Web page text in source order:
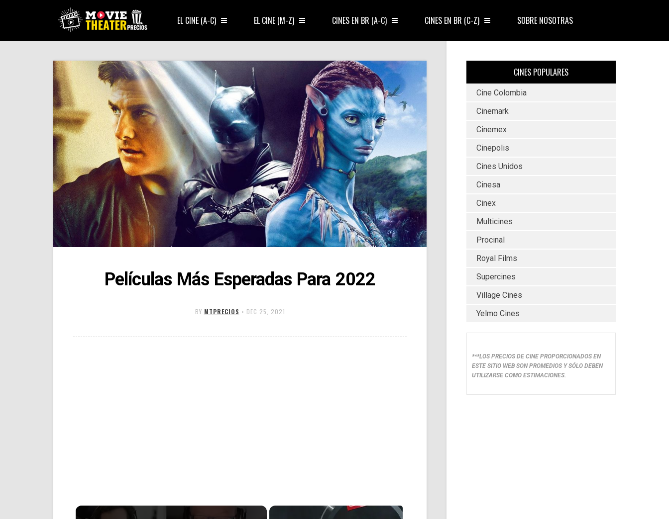
EL CINE (A-C) EL CINE (M-Z) CINES EN BR (A-C) CINES EN BR (C-Z) SOBRE NOSOTRAS
Películas Más Esperadas Para 2022
BY MTPRECIOS • DEC 25, 2021
CINES POPULARES
Cine Colombia
Cinemark
Cinemex
Cinepolis
Cines Unidos
Cinesa
Cinex
Multicines
Procinal
Royal Films
Supercines
Village Cines
Yelmo Cines
***LOS PRECIOS DE CINE PROPORCIONADOS EN
ESTE SITIO WEB SON PROMEDIOS Y SÓLO DEBEN
UTILIZARSE COMO ESTIMACIONES.